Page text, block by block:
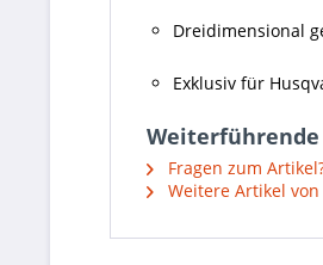
Dreidimensional
Exklusiv für
Weiterführende
Fragen zum
Weitere Artikel von